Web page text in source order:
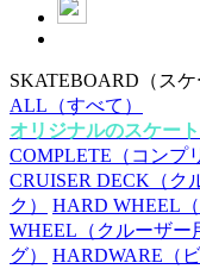
SKATEBOARD （ス
ALL （すべて）
オリジナルのスケー
COMPLETE （コンプ
CRUISER DECK （ク
ク）
HARD WHEEL
WHEEL （クルーザー
グ）
HARDWARE （